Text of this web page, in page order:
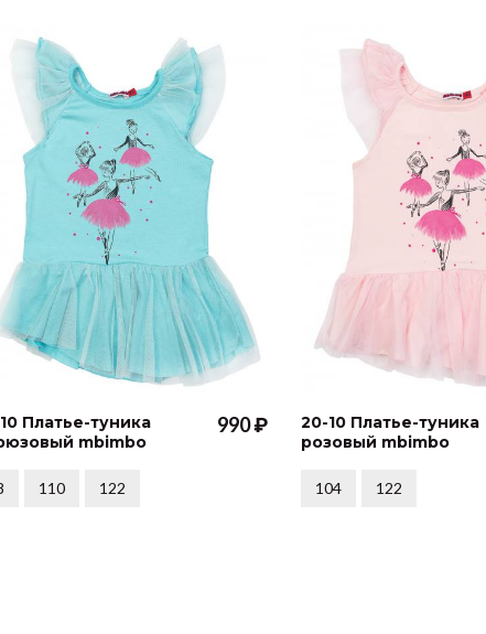
Платье-туника
mbimbo
990 ₽
110 122
20-10 Платье-туника
розовый mbimbo
104 122